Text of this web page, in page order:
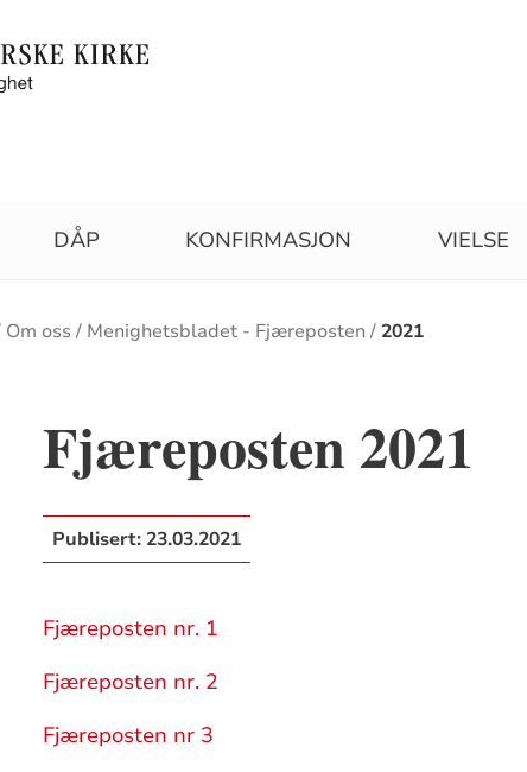
DÅP KONFIRMASJON VIELSE
Om oss Menighetsbladet - Fjæreposten 2021
Fjæreposten 2021
Publisert: 23.03.2021
Fjæreposten nr. 1
Fjæreposten nr. 2
Fjæreposten nr 3